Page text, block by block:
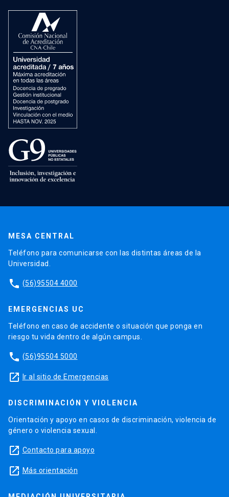
MESA CENTRAL
Teléfono para comunicarse con las distintas áreas de la
Universidad.
phone (56)95504 4000
EMERGENCIAS UC
Teléfono en caso de accidente o situación que ponga en
riesgo tu vida dentro de algún campus.
phone (56)95504 5000
launch Ir al sitio de Emergencias
DISCRIMINACIÓN Y VIOLENCIA
Orientación y apoyo en casos de discriminación, violencia de
género o violencia sexual.
launch Contacto para apoyo
launch Más orientación